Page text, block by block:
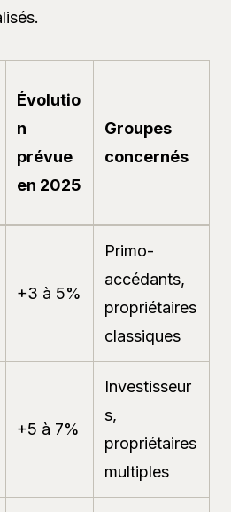
Évolutio
n
prévue
en 2025
Groupes
concernés
+3 à 5%
Primo-
accédants,
propriétaires
classiques
+5 à 7%
Investisseur
s,
propriétaires
multiples